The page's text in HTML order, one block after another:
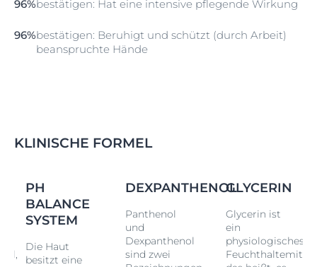
96%bestätigen: Hat eine intensive pflegende Wirkung
96%bestätigen: Beruhigt und schützt (durch Arbeit)
beanspruchte Hände
KLINISCHE FORMEL
PH
BALANCE
SYSTEM
Die Haut
besitzt eine
DEXPANTHENOL
Panthenol
und
Dexpanthenol
sind zwei
GLYCERIN
Glycerin ist
ein
physiologisches
Feuchthaltemittel,